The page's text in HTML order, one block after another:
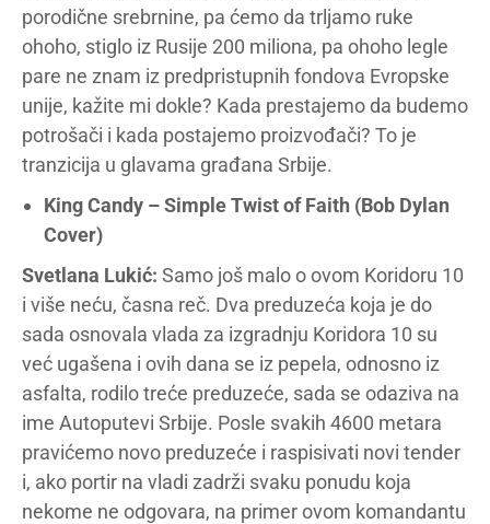
porodične srebrnine, pa ćemo da trljamo ruke
ohoho, stiglo iz Rusije 200 miliona, pa ohoho legle
pare ne znam iz predpristupnih fondova Evropske
unije, kažite mi dokle? Kada prestajemo da budemo
potrošači i kada postajemo proizvođači? To je
tranzicija u glavama građana Srbije.
King Candy – Simple Twist of Faith (Bob Dylan
Cover)
Svetlana Lukić: Samo još malo o ovom Koridoru 10
i više neću, časna reč. Dva preduzeća koja je do
sada osnovala vlada za izgradnju Koridora 10 su
već ugašena i ovih dana se iz pepela, odnosno iz
asfalta, rodilo treće preduzeće, sada se odaziva na
ime Autoputevi Srbije. Posle svakih 4600 metara
pravićemo novo preduzeće i raspisivati novi tender
i, ako portir na vladi zadrži svaku ponudu koja
nekome ne odgovara, na primer ovom komandantu